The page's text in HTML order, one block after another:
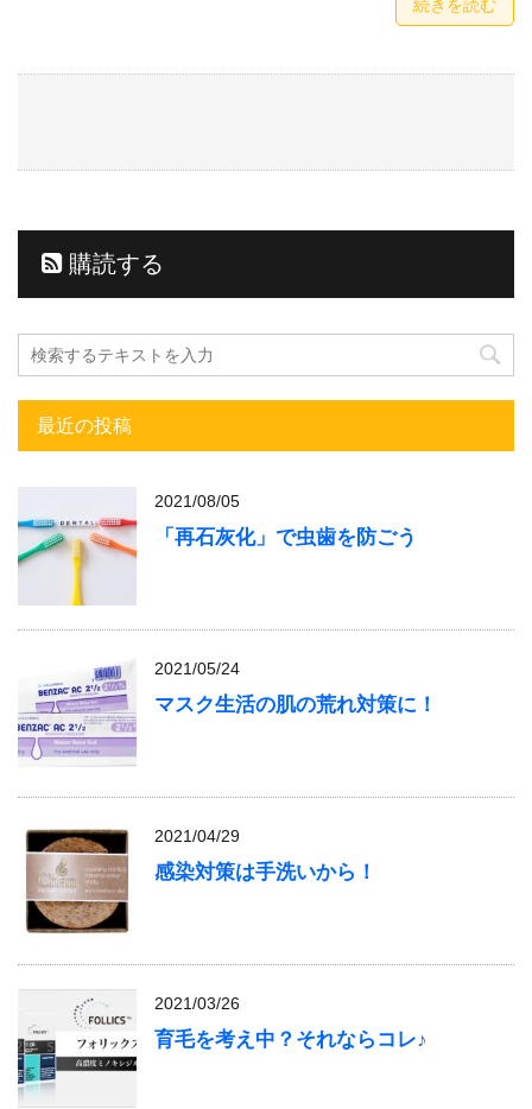
続きを読む
購読する
最近の投稿
2021/08/05
「再石灰化」で虫歯を防ごう
2021/05/24
マスク生活の肌の荒れ対策に！
2021/04/29
感染対策は手洗いから！
2021/03/26
育毛を考え中？それならコレ♪